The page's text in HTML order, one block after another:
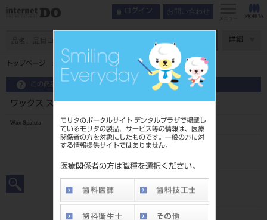
モリタのポータルサイト デンタルプラザで掲載し
ているモリタの製品、サービス等の情報は、医療
関係者の方を対象にしたものです。一般の方に対
する情報提供サイトではありません。
医療関係者の方は職種を選択ください。
ログイン お問い合わせ
メニュー
詳細
トップページ ワックス スパチュラ ＃1
この商品に関するお問い合わせ
ワックス スパチュラ ＃1
Wax Spatula
品目コード
4963931116010